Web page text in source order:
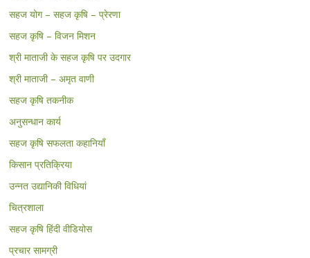
सहज योग – सहज कृषि – प्रेरणा
सहज कृषि – विजन मिशन
श्री माताजी के सहज कृषि पर उदगार
श्री माताजी – अमृत वाणी
सहज कृषि तकनीक
अनुसन्धान कार्य
सहज कृषि सफलता कहानियाँ
किसान प्रतिक्रिया
उन्नत उद्यानिकी विधियां
चित्रशाला
सहज कृषि हिंदी वीडियोस
प्रचार सामग्री